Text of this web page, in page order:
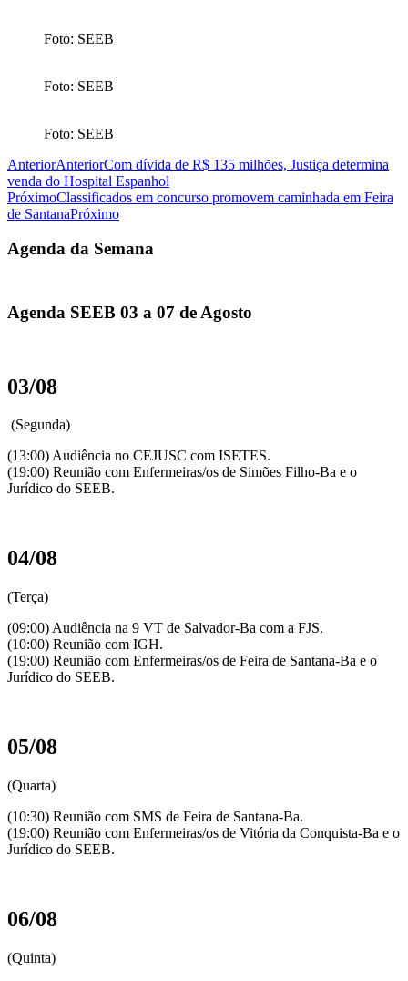
Foto: SEEB
Foto: SEEB
Foto: SEEB
AnteriorAnteriorCom dívida de R$ 135 milhões, Justiça determina
venda do Hospital Espanhol
PróximoClassificados em concurso promovem caminhada em Feira
de SantanaPróximo
Agenda da Semana
Agenda SEEB 03 a 07 de Agosto
03/08
(Segunda)
(13:00) Audiência no CEJUSC com ISETES.
(19:00) Reunião com Enfermeiras/os de Simões Filho-Ba e o
Jurídico do SEEB.
04/08
(Terça)
(09:00) Audiência na 9 VT de Salvador-Ba com a FJS.
(10:00) Reunião com IGH.
(19:00) Reunião com Enfermeiras/os de Feira de Santana-Ba e o
Jurídico do SEEB.
05/08
(Quarta)
(10:30) Reunião com SMS de Feira de Santana-Ba.
(19:00) Reunião com Enfermeiras/os de Vitória da Conquista-Ba e o
Jurídico do SEEB.
06/08
(Quinta)